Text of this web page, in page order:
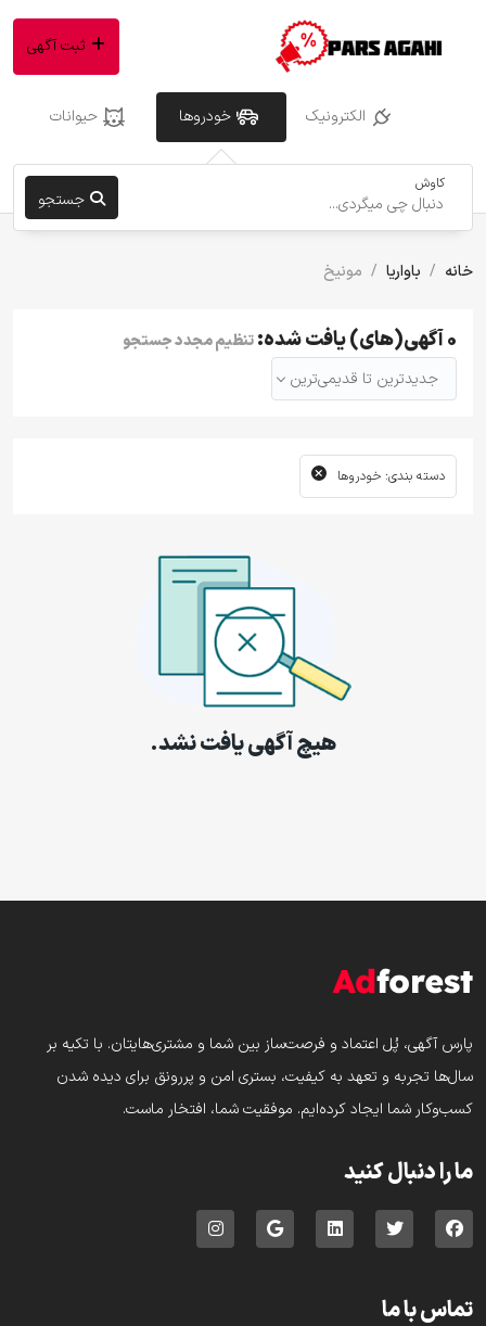
الکترونیک خودروها حیوانات
کاوش
جستجو
ثبت آگهی
خانه باواریا مونیخ
0 آگهی(های) یافت شده:
تنظیم مجدد جستجو
جدیدترین تا قدیمی‌ترین
دسته بندی: خودروها
هیچ آگهی یافت نشد.
پارس‌ آگهی، پُل اعتماد و فرصت‌ساز بین شما و مشتری‌هایتان. با تکیه بر
سال‌ها تجربه و تعهد به کیفیت، بستری امن و پررونق برای دیده شدن
کسب‌وکار شما ایجاد کرده‌ایم. موفقیت شما، افتخار ماست.
ما را دنبال کنید
تماس با ما